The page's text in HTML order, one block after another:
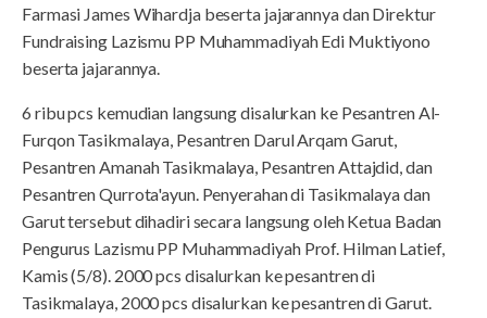
Farmasi James Wihardja beserta jajarannya dan Direktur
Fundraising Lazismu PP Muhammadiyah Edi Muktiyono
beserta jajarannya.
6 ribu pcs kemudian langsung disalurkan ke Pesantren Al-
Furqon Tasikmalaya, Pesantren Darul Arqam Garut,
Pesantren Amanah Tasikmalaya, Pesantren Attajdid, dan
Pesantren Qurrota'ayun. Penyerahan di Tasikmalaya dan
Garut tersebut dihadiri secara langsung oleh Ketua Badan
Pengurus Lazismu PP Muhammadiyah Prof. Hilman Latief,
Kamis (5/8). 2000 pcs disalurkan ke pesantren di
Tasikmalaya, 2000 pcs disalurkan ke pesantren di Garut.